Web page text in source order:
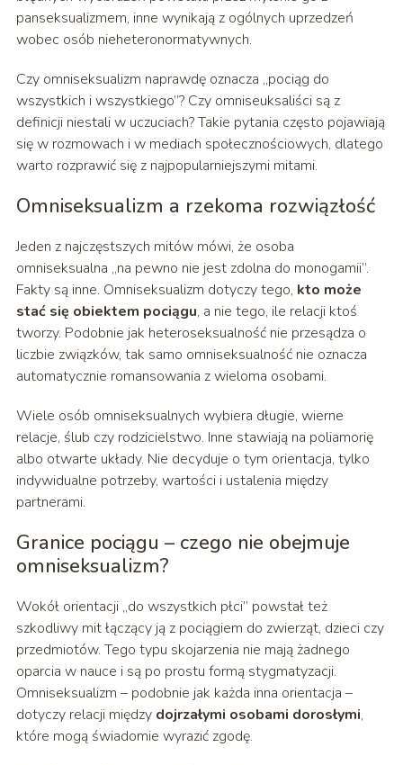
panseksualizmem, inne wynikają z ogólnych uprzedzeń
wobec osób nieheteronormatywnych.
Czy omniseksualizm naprawdę oznacza „pociąg do
wszystkich i wszystkiego”? Czy omniseuksaliści są z
definicji niestali w uczuciach? Takie pytania często pojawiają
się w rozmowach i w mediach społecznościowych, dlatego
warto rozprawić się z najpopularniejszymi mitami.
Omniseksualizm a rzekoma rozwiązłość
Jeden z najczęstszych mitów mówi, że osoba
omniseksualna „na pewno nie jest zdolna do monogamii”.
Fakty są inne. Omniseksualizm dotyczy tego, kto może
stać się obiektem pociągu, a nie tego, ile relacji ktoś
tworzy. Podobnie jak heteroseksualność nie przesądza o
liczbie związków, tak samo omniseksualność nie oznacza
automatycznie romansowania z wieloma osobami.
Wiele osób omniseksualnych wybiera długie, wierne
relacje, ślub czy rodzicielstwo. Inne stawiają na poliamorię
albo otwarte układy. Nie decyduje o tym orientacja, tylko
indywidualne potrzeby, wartości i ustalenia między
partnerami.
Granice pociągu – czego nie obejmuje
omniseksualizm?
Wokół orientacji „do wszystkich płci” powstał też
szkodliwy mit łączący ją z pociągiem do zwierząt, dzieci czy
przedmiotów. Tego typu skojarzenia nie mają żadnego
oparcia w nauce i są po prostu formą stygmatyzacji.
Omniseksualizm – podobnie jak każda inna orientacja –
dotyczy relacji między dojrzałymi osobami dorosłymi,
które mogą świadomie wyrazić zgodę.